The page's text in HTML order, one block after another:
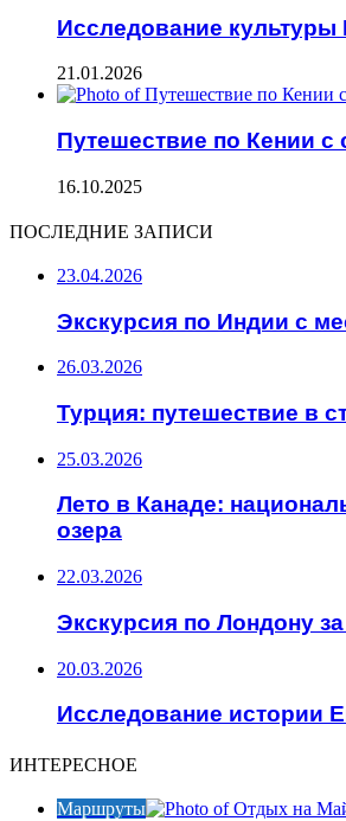
Исследование культуры
21.01.2026
Путешествие по Кении с
16.10.2025
ПОСЛЕДНИЕ ЗАПИСИ
23.04.2026
Экскурсия по Индии с
26.03.2026
Турция: путешествие в
25.03.2026
Лето в Канаде:
озера
22.03.2026
Экскурсия по Лондону
20.03.2026
Исследование истории
ИНТЕРЕСНОЕ
Маршруты